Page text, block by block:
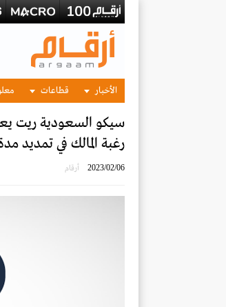
الأخبار قطاعات
سيكو السعودية ريت
رغبة المالك في تمديد
2023/02/06 أرقام